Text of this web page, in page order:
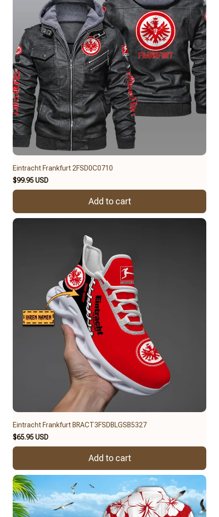
Eintracht Frankfurt 2FSD0C0710
$99.95 USD
Add to cart
Eintracht Frankfurt BRACT3FSDBLGSB5327
$65.95 USD
Add to cart